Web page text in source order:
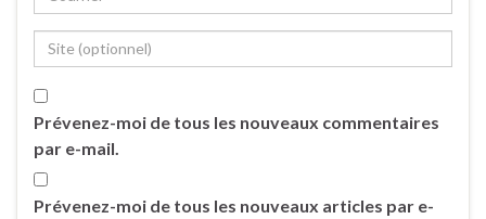
Prévenez-moi de tous les nouveaux commentaires
par e-mail.
Prévenez-moi de tous les nouveaux articles par e-